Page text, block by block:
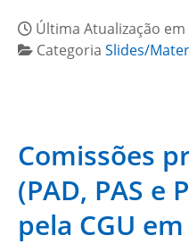
Última Atualização em
Categoria Slides/
Comissões
(PAD, PAS e
pela CGU